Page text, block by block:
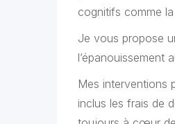
cognitifs comme la
Je vous propose
l’épanouissement
Mes interventions
inclus les frais de